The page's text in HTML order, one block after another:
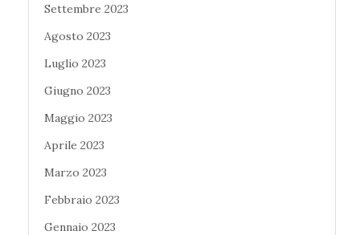
Settembre 2023
Agosto 2023
Luglio 2023
Giugno 2023
Maggio 2023
Aprile 2023
Marzo 2023
Febbraio 2023
Gennaio 2023